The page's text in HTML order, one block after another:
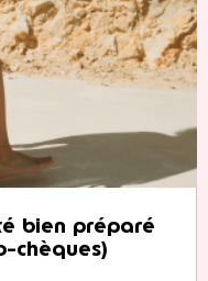
bien préparé
chèques)